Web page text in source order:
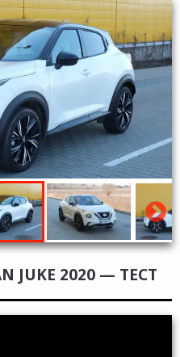
JUKE 2020 — ТЕСТ